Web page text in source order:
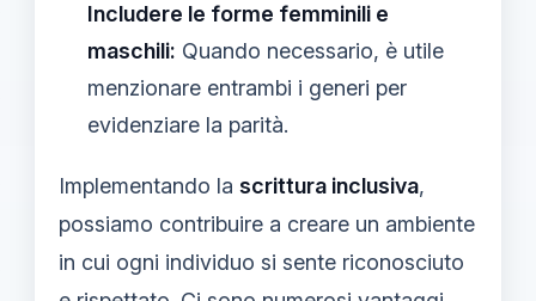
Includere le forme femminili e
maschili: Quando necessario, è utile
menzionare entrambi i generi per
evidenziare la parità.
Implementando la scrittura inclusiva,
possiamo contribuire a creare un ambiente
in cui ogni individuo si sente riconosciuto